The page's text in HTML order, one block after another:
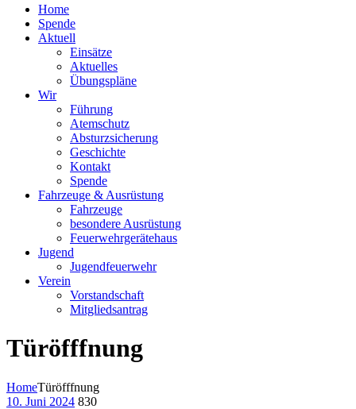
Home
Spende
Aktuell
Einsätze
Aktuelles
Übungspläne
Wir
Führung
Atemschutz
Absturzsicherung
Geschichte
Kontakt
Spende
Fahrzeuge & Ausrüstung
Fahrzeuge
besondere Ausrüstung
Feuerwehrgerätehaus
Jugend
Jugendfeuerwehr
Verein
Vorstandschaft
Mitgliedsantrag
Türöfffnung
HomeTüröfffnung
10. Juni 2024 830